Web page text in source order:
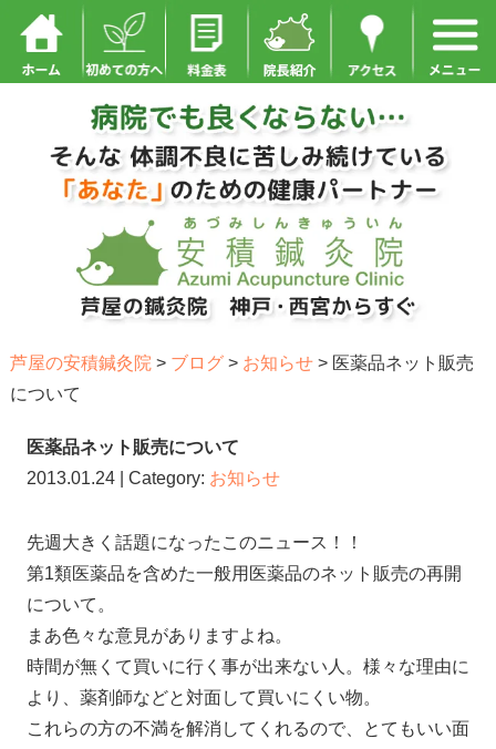
芦屋の安積鍼灸院 > ブログ> お知らせ> 医薬品ネット販売
について
医薬品ネット販売について
2013.01.24 | Category: お知らせ
先週大きく話題になったこのニュース！！
第1類医薬品を含めた一般用医薬品のネット販売の再開
について。
まあ色々な意見がありますよね。
時間が無くて買いに行く事が出来ない人。様々な理由に
より、薬剤師などと対面して買いにくい物。
これらの方の不満を解消してくれるので、とてもいい面